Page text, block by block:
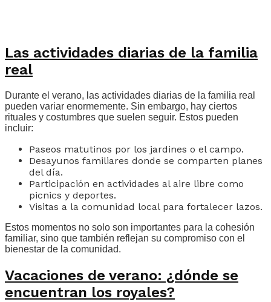
Las actividades diarias de la familia
real
Durante el verano, las actividades diarias de la familia real
pueden variar enormemente. Sin embargo, hay ciertos
rituales y costumbres que suelen seguir. Estos pueden
incluir:
Paseos matutinos por los jardines o el campo.
Desayunos familiares donde se comparten planes
del día.
Participación en actividades al aire libre como
picnics y deportes.
Visitas a la comunidad local para fortalecer lazos.
Estos momentos no solo son importantes para la cohesión
familiar, sino que también reflejan su compromiso con el
bienestar de la comunidad.
Vacaciones de verano: ¿dónde se
encuentran los royales?